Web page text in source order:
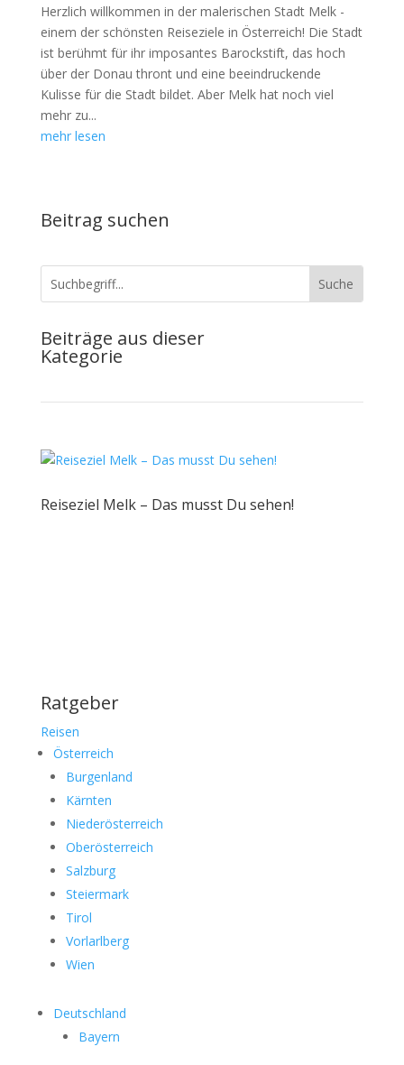
Herzlich willkommen in der malerischen Stadt Melk -
einem der schönsten Reiseziele in Österreich! Die Stadt
ist berühmt für ihr imposantes Barockstift, das hoch
über der Donau thront und eine beeindruckende
Kulisse für die Stadt bildet. Aber Melk hat noch viel
mehr zu...
mehr lesen
Beitrag suchen
Beiträge aus dieser
Kategorie
Reiseziel Melk – Das musst Du sehen!
Ratgeber
Reisen
Österreich
Burgenland
Kärnten
Niederösterreich
Oberösterreich
Salzburg
Steiermark
Tirol
Vorlarlberg
Wien
Deutschland
Bayern